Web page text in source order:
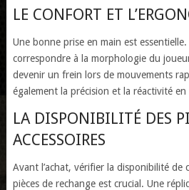
LE CONFORT ET
Une bonne prise en main est
correspondre à la morphologie du
devenir un frein lors de mouvements
également la précision et la réactivité
LA DISPONIBILITÉ DES
ACCESSOIRES
Avant l’achat, vérifier la disponibilité de
pièces de rechange est crucial. Une